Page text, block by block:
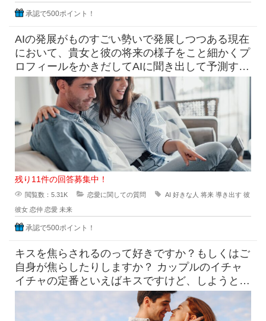
承認で500ポイント！
AIの発展がものすごい勢いで発展しつつある現在
において、貴女と彼の将来の様子をこと細かくプ
ロフィールをかきだしてAIに聞き出して予測すら
できる時代になっています
残り11件の回答募集中！
閲覧数：5.31K 恋愛に関しての質問 AI 好きな人 将来 導き出す 彼
彼女 恋仲 恋愛 未来
承認で500ポイント！
キスを焦らされるのって好きですか？もしくはご
自身が焦らしたりしますか？ カップルのイチャ
イチャの定番といえばキスですけど、しようとし
てるのにだめって言われ